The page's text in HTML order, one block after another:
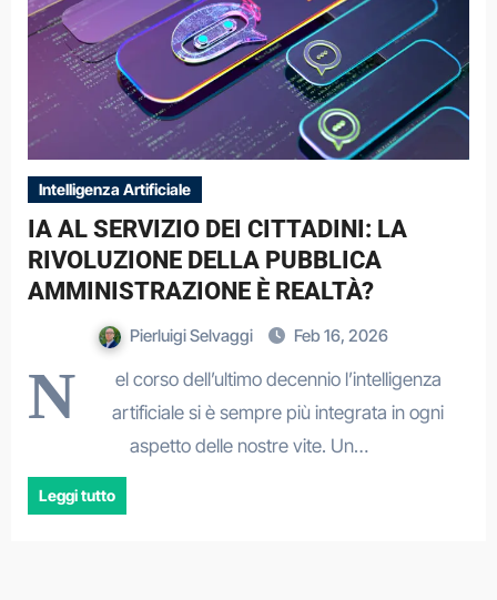
Intelligenza Artificiale
IA AL SERVIZIO DEI CITTADINI: LA
RIVOLUZIONE DELLA PUBBLICA
AMMINISTRAZIONE È REALTÀ?
Pierluigi Selvaggi Feb 16, 2026
N
el corso dell’ultimo decennio l’intelligenza
artificiale si è sempre più integrata in ogni
aspetto delle nostre vite. Un…
Leggi tutto